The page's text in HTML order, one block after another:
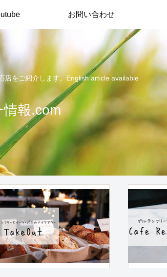
店をご紹介します。English article available
報.com
お問い合わせ